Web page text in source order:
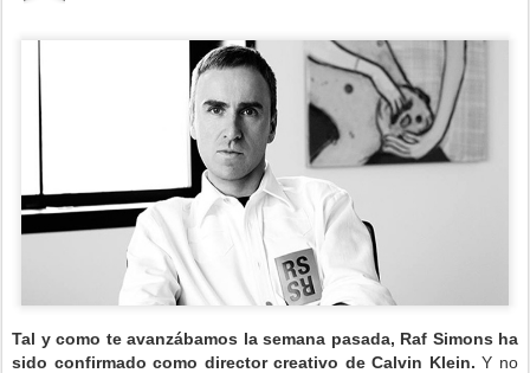
Tal y como te avanzábamos la semana pasada, Raf Simons ha
sido confirmado como director creativo de Calvin Klein.Y no